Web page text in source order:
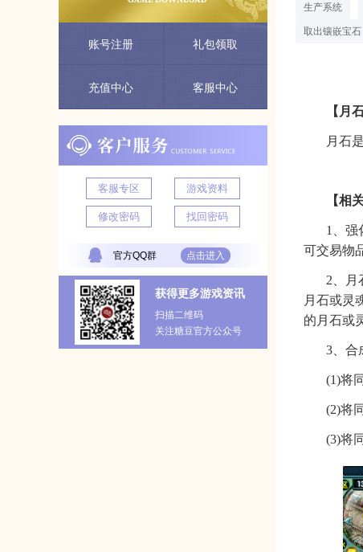
账号注册 礼包领取
充值中心 客服中心
客服专区 游戏资料
修改密码 找回密码
官方QQ群 点击进入
获得更多游戏资讯
扫描二维码
关注糖豆官方公众号
生产系统
取出镶嵌宝石
【月
月石
【相
1、强
可交易物
2、月
月石或灵
的月石或
3、合
(1)将
(2)将
(3)将